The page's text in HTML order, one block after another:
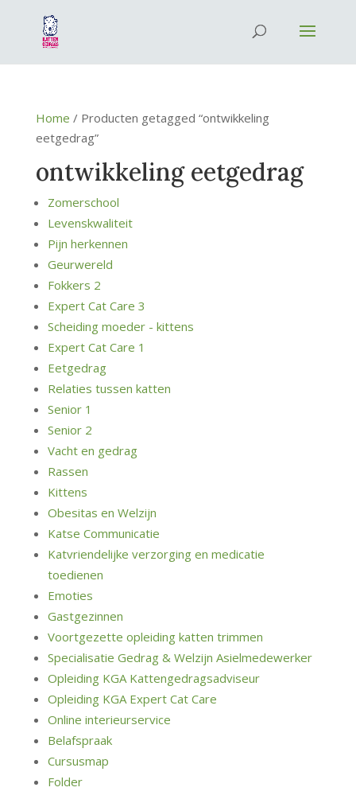
Home / Producten getagged “ontwikkeling
eetgedrag”
ontwikkeling eetgedrag
Zomerschool
Levenskwaliteit
Pijn herkennen
Geurwereld
Fokkers 2
Expert Cat Care 3
Scheiding moeder - kittens
Expert Cat Care 1
Eetgedrag
Relaties tussen katten
Senior 1
Senior 2
Vacht en gedrag
Rassen
Kittens
Obesitas en Welzijn
Katse Communicatie
Katvriendelijke verzorging en medicatie
toedienen
Emoties
Gastgezinnen
Voortgezette opleiding katten trimmen
Specialisatie Gedrag & Welzijn Asielmedewerker
Opleiding KGA Kattengedragsadviseur
Opleiding KGA Expert Cat Care
Online interieurservice
Belafspraak
Cursusmap
Folder